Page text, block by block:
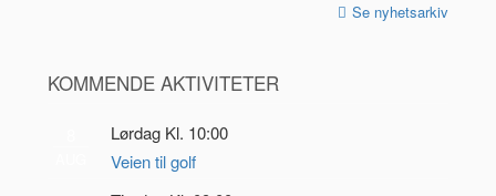
Se nyhetsarkiv
KOMMENDE AKTIVITETER
Lørdag Kl. 10:00
Veien til golf